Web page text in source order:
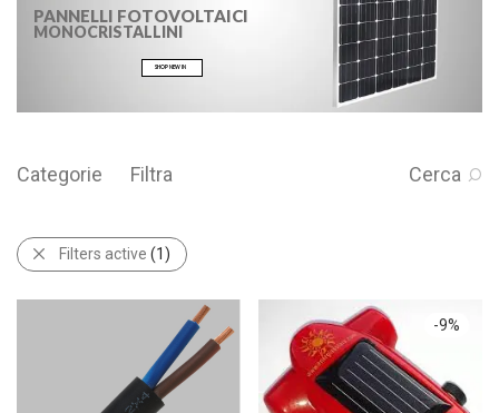
PANNELLI FOTOVOLTAICI
MONOCRISTALLINI
SHOP NEW IN
Categorie Filtra Cerca
Filters active (1)
-9%